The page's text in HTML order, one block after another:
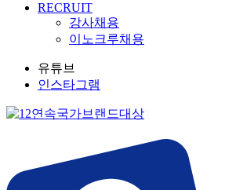
RECRUIT
강사채용
이노크루채용
유튜브
인스타그램